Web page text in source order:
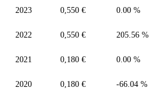
2023 0,550 € 0.00 %
2022 0,550 € 205.56 %
2021 0,180 € 0.00 %
2020 0,180 € -66.04 %